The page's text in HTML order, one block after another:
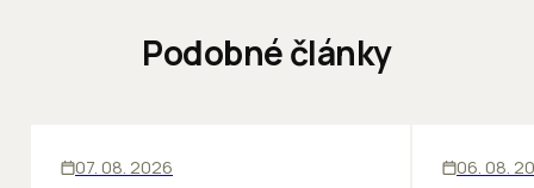
Podobné články
07. 08. 2026 06. 08.